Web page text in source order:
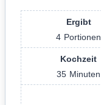
Ergibt
4 Portionen
Kochzeit
35 Minuten